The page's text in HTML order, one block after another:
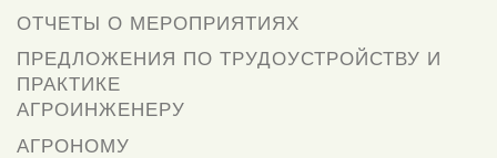
ОТЧЕТЫ О МЕРОПРИЯТИЯХ
ПРЕДЛОЖЕНИЯ ПО ТРУДОУСТРОЙСТВУ И
ПРАКТИКЕ
АГРОИНЖЕНЕРУ
АГРОНОМУ